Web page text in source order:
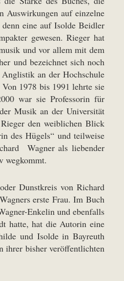
Auswirkungen auf einzelne
eine auf Isolde Beidler
gewesen. Rieger hat
und vor allem mit dem
und bezeichnet sich noch
an der Hochschule
1978 bis 1991 lehrte sie
war sie Professorin für
Musik an der Universität
den weiblichen Blick
des Hügels“ und teilweise
Wagner als liebender
wegkommt.
Dunstkreis von Richard
erste Frau. Im Buch
Enkelin und ebenfalls
hatte, hat die Autorin eine
und Isolde in Bayreuth
ihrer bisher veröffentlichten